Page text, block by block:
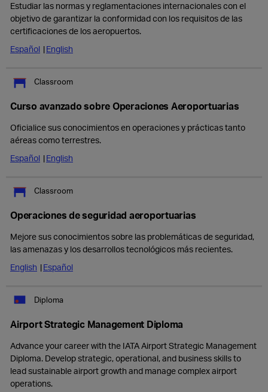
Estudiar las normas y reglamentaciones internacionales con el
objetivo de garantizar la conformidad con los requisitos de las
certificaciones de los aeropuertos.
Español
English
Classroom
Curso avanzado sobre Operaciones Aeroportuarias
Oficialice sus conocimientos en operaciones y prácticas tanto
aéreas como terrestres.
Español
English
Classroom
Operaciones de seguridad aeroportuarias
Mejore sus conocimientos sobre las problemáticas de seguridad,
las amenazas y los desarrollos tecnológicos más recientes.
English
Español
Diploma
Airport Strategic Management Diploma
Advance your career with the IATA Airport Strategic Management
Diploma. Develop strategic, operational, and business skills to
lead sustainable airport growth and manage complex airport
operations.